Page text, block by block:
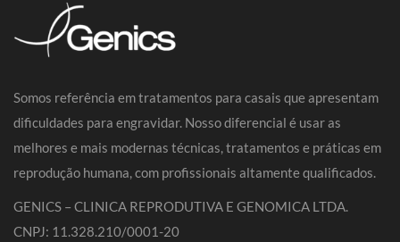
Somos referência em tratamentos para casais que apresentam
dificuldades para engravidar. Nosso diferencial é usar as
melhores e mais modernas técnicas, tratamentos e práticas em
reprodução humana, com profissionais altamente qualificados.
GENICS – CLINICA REPRODUTIVA E GENOMICA LTDA.
CNPJ: 11.328.210/0001-20